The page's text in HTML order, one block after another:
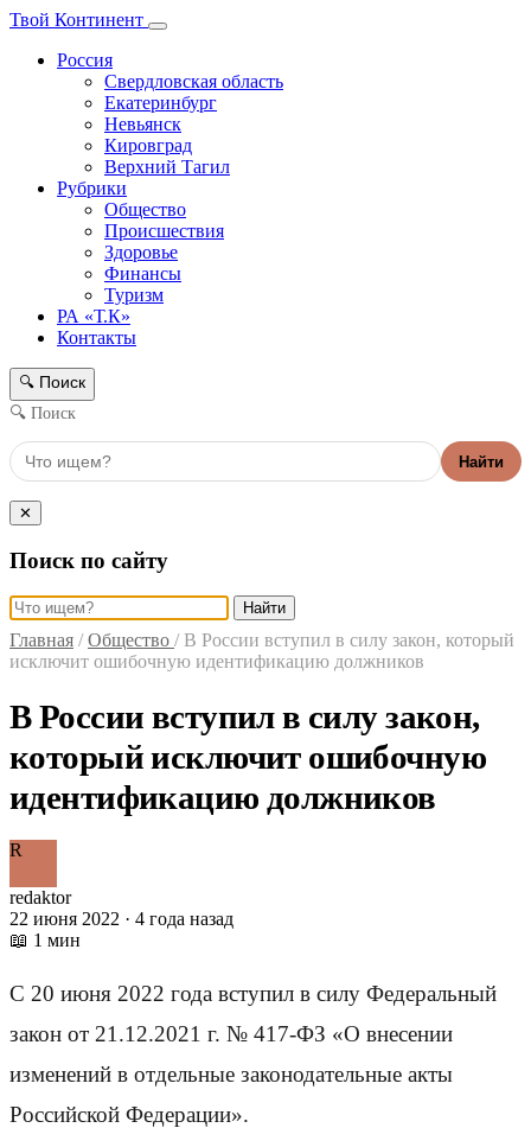
Твой Континент
Россия
Свердловская область
Екатеринбург
Невьянск
Кировград
Верхний Тагил
Рубрики
Общество
Происшествия
Здоровье
Финансы
Туризм
РА «Т.К»
Контакты
🔍 Поиск
🔍 Поиск
Найти
✕
Поиск по сайту
Найти
Главная / Общество / В России вступил в силу закон, который
исключит ошибочную идентификацию должников
В России вступил в силу закон,
который исключит ошибочную
идентификацию должников
R
redaktor
22 июня 2022 · 4 года назад
📖 1 мин
С 20 июня 2022 года вступил в силу Федеральный
закон от 21.12.2021 г. № 417-ФЗ «О внесении
изменений в отдельные законодательные акты
Российской Федерации».